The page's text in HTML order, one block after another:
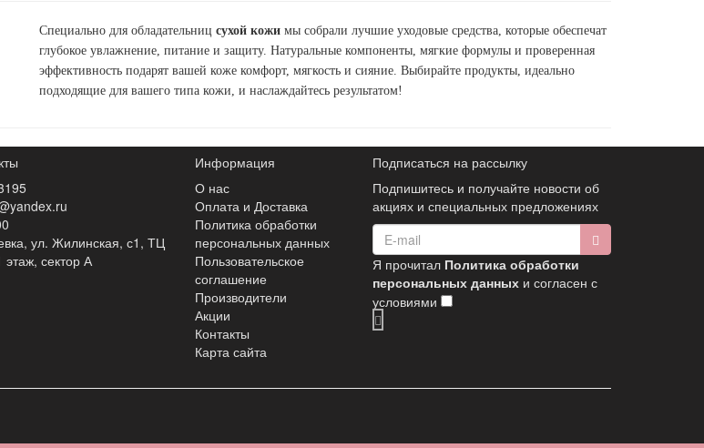
Специально для обладательниц сухой кожимы собрали лучшие уходовые средства, которые обеспечат
глубокое увлажнение, питание и защиту. Натуральные компоненты, мягкие формулы и проверенная
эффективность подарят вашей коже комфорт, мягкость и сияние. Выбирайте продукты, идеально
подходящие для вашего типа кожи, и наслаждайтесь результатом!
ул. Жилинская, с1, ТЦ
сектор А
Информация
О нас
Оплата и Доставка
Политика обработки
персональных данных
Пользовательское
соглашение
Производители
Акции
Контакты
Карта сайта
Подписаться на рассылку
Подпишитесь и получайте новости об
акциях и специальных предложениях
Я прочитал Политика обработки
персональных данныхи согласен с
условиями